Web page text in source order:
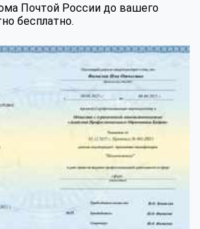
Почтой России до вашего
бесплатно.